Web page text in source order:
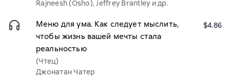
Rajneesh (Osho), Jeffrey Brantley и др.
Меню для ума. Как следует мыслить,
чтобы жизнь вашей мечты стала
реальностью
(Чтец)
Джонатан Чатер
$4.86